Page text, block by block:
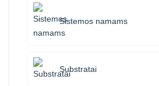
Sistemos namams
Substratai